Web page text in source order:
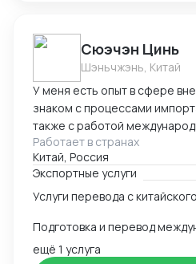
Cюэчэн Цинь
Шэньчжэнь, Китай
У меня есть опыт в сфере
знаком с процессами
также с работой
вести переговоры с
заключать контракты, а
связанные с логистикой и
предоставить консультации
Работает в странах
Китай, Россия
Экспортные услуги
ещё 1 услуга